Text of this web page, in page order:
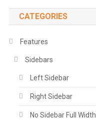
CATEGORIES
Features
Sidebars
Left Sidebar
Right Sidebar
No Sidebar Full Width